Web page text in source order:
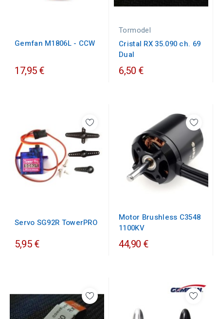
Gemfan M1806L - CCW
17,95 €
Tormodel
Cristal RX 35.090 ch. 69
Dual
6,50 €
Servo SG92R TowerPRO
5,95 €
Motor Brushless C3548
1100KV
44,90 €